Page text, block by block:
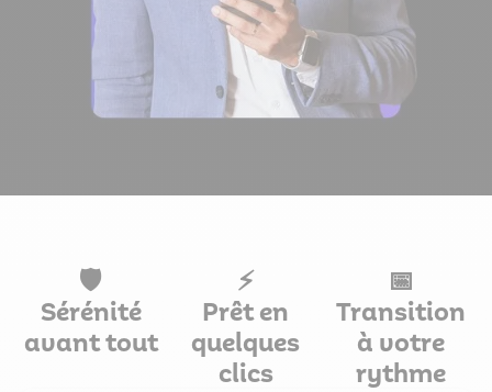
🛡️
Sérénité
avant tout
⚡
Prêt en
quelques
clics
📅
Transition
à votre
rythme